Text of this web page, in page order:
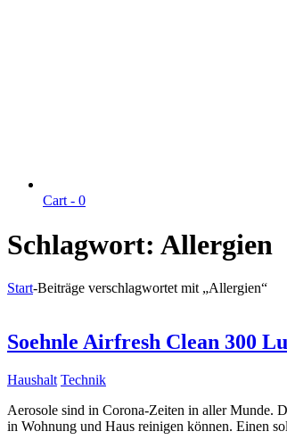
Cart - 0
Schlagwort: Allergien
Start-Beiträge verschlagwortet mit „Allergien“
Soehnle Airfresh Clean 300
Haushalt Technik
Aerosole sind in Corona-Zeiten in aller Munde.
in Wohnung und Haus reinigen können. Einen